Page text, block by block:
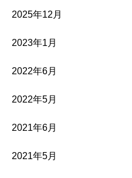
2025年12月
2023年1月
2022年6月
2022年5月
2021年6月
2021年5月